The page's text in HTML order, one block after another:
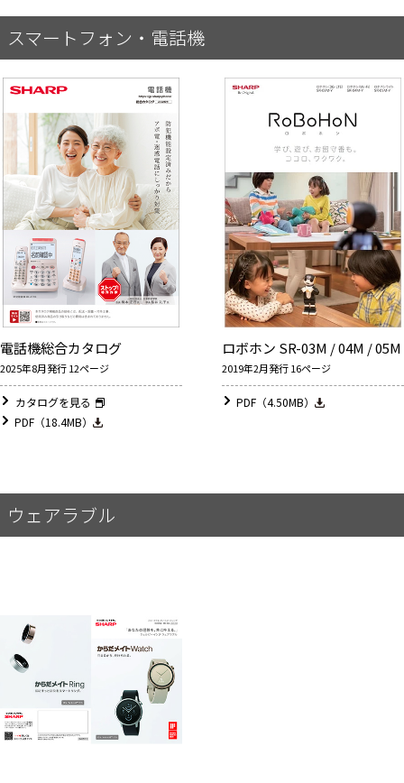
スマートフォン・電話機
電話機総合カタログ
2025年8月発行 12ページ
カタログを見る
PDF（18.4MB）
ロボホン SR-03M / 04M / 05M
2019年2月発行 16ページ
PDF（4.50MB）
ウェアラブル